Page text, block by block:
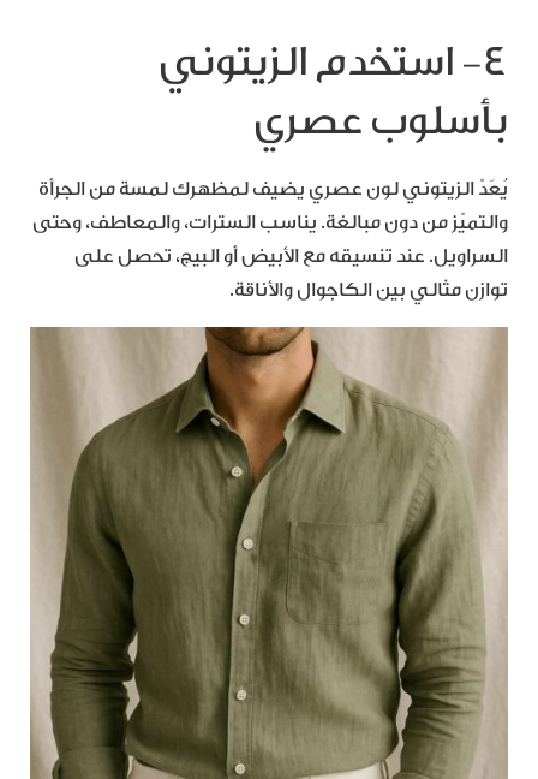
٤- استخدم الزيتوني
بأسلوب عصري
يُعَدّ الزيتوني لون عصري يضيف لمظهرك لمسة من الجرأة
والتميّز من دون مبالغة. يناسب السترات، والمعاطف، وحتى
السراويل. عند تنسيقه مع الأبيض أو البيج، تحصل على
توازن مثالي بين الكاجوال والأناقة.